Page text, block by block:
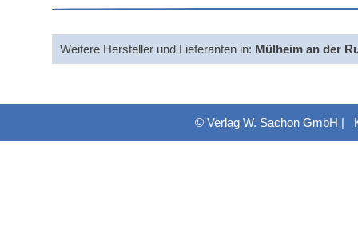
Weitere Hersteller und Lieferanten in: Mülheim an der
© Verlag W. Sachon GmbH |